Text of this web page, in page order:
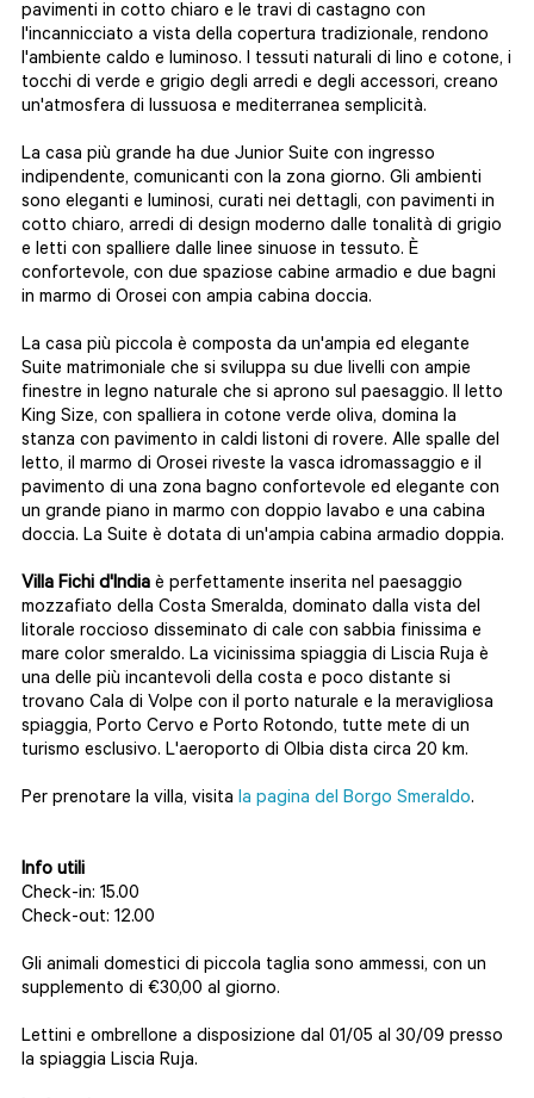
pavimenti in cotto chiaro e le travi di castagno con
l'incannicciato a vista della copertura tradizionale, rendono
l'ambiente caldo e luminoso. I tessuti naturali di lino e cotone, i
tocchi di verde e grigio degli arredi e degli accessori, creano
un'atmosfera di lussuosa e mediterranea semplicità.
La casa più grande ha due Junior Suite con ingresso
indipendente, comunicanti con la zona giorno. Gli ambienti
sono eleganti e luminosi, curati nei dettagli, con pavimenti in
cotto chiaro, arredi di design moderno dalle tonalità di grigio
e letti con spalliere dalle linee sinuose in tessuto. È
confortevole, con due spaziose cabine armadio e due bagni
in marmo di Orosei con ampia cabina doccia.
La casa più piccola è composta da un'ampia ed elegante
Suite matrimoniale che si sviluppa su due livelli con ampie
finestre in legno naturale che si aprono sul paesaggio. Il letto
King Size, con spalliera in cotone verde oliva, domina la
stanza con pavimento in caldi listoni di rovere. Alle spalle del
letto, il marmo di Orosei riveste la vasca idromassaggio e il
pavimento di una zona bagno confortevole ed elegante con
un grande piano in marmo con doppio lavabo e una cabina
doccia. La Suite è dotata di un'ampia cabina armadio doppia.
Villa Fichi d'India è perfettamente inserita nel paesaggio
mozzafiato della Costa Smeralda, dominato dalla vista del
litorale roccioso disseminato di cale con sabbia finissima e
mare color smeraldo. La vicinissima spiaggia di Liscia Ruja è
una delle più incantevoli della costa e poco distante si
trovano Cala di Volpe con il porto naturale e la meravigliosa
spiaggia, Porto Cervo e Porto Rotondo, tutte mete di un
turismo esclusivo. L'aeroporto di Olbia dista circa 20 km.
Per prenotare la villa, visita la pagina del Borgo Smeraldo.
Info utili
Check-in: 15.00
Check-out: 12.00
Gli animali domestici di piccola taglia sono ammessi, con un
supplemento di €30,00 al giorno.
Lettini e ombrellone a disposizione dal 01/05 al 30/09 presso
la spiaggia Liscia Ruja.